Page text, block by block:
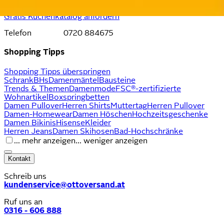
Gratis Küchenkatalog anfordern
Telefon 0720 884675
Shopping Tipps
Shopping Tipps überspringen
SchrankBHsDamenmäntel Bausteine
Trends & ThemenDamenmodeFSC®-zertifizierte
Wohnartikel Boxspringbetten
Damen PulloverHerren ShirtsMuttertagHerren Pullover
Damen-HomewearDamen HöschenHochzeitsgeschenke
Damen BikinisHisenseKleider
Herren JeansDamen SkihosenBad-Hochschränke
... mehr anzeigen... weniger anzeigen
Kontakt
Schreib uns
kundenservice@ottoversand.at
Ruf uns an
0316 - 606 888